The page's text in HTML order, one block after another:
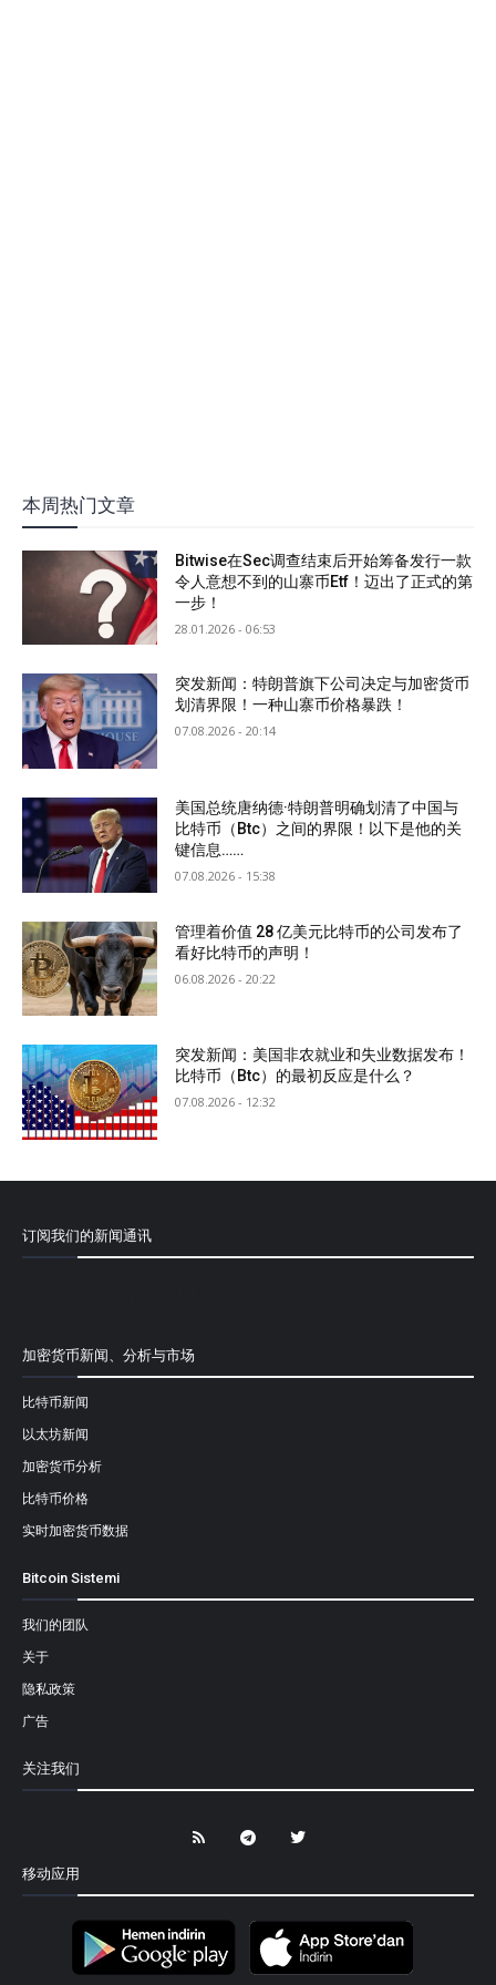
本周热门文章
Bitwise在Sec调查结束后开始筹备发行一款
令人意想不到的山寨币Etf！迈出了正式的第
一步！
28.01.2026 - 06:53
突发新闻：特朗普旗下公司决定与加密货币
划清界限！一种山寨币价格暴跌！
07.08.2026 - 20:14
美国总统唐纳德·特朗普明确划清了中国与
比特币（Btc）之间的界限！以下是他的关
键信息……
07.08.2026 - 15:38
管理着价值 28 亿美元比特币的公司发布了
看好比特币的声明！
06.08.2026 - 20:22
突发新闻：美国非农就业和失业数据发布！
比特币（Btc）的最初反应是什么？
07.08.2026 - 12:32
订阅我们的新闻通讯
加密货币新闻、分析与市场
比特币新闻
以太坊新闻
加密货币分析
比特币价格
实时加密货币数据
Bitcoin Sistemi
我们的团队
关于
隐私政策
广告
关注我们
移动应用